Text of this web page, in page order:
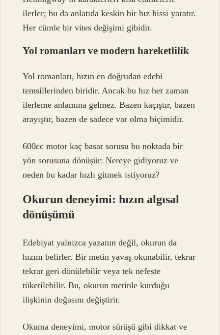
ilerler; bu da anlatıda keskin bir hız hissi yaratır.
Her cümle bir vites değişimi gibidir.
Yol romanları ve modern hareketlilik
Yol romanları, hızın en doğrudan edebi
temsillerinden biridir. Ancak bu hız her zaman
ilerleme anlamına gelmez. Bazen kaçıştır, bazen
arayıştır, bazen de sadece var olma biçimidir.
600cc motor kaç basar sorusu bu noktada bir
yön sorusuna dönüşür: Nereye gidiyoruz ve
neden bu kadar hızlı gitmek istiyoruz?
Okurun deneyimi: hızın algısal
dönüşümü
Edebiyat yalnızca yazanın değil, okurun da
hızını belirler. Bir metin yavaş okunabilir, tekrar
tekrar geri dönülebilir veya tek nefeste
tüketilebilir. Bu, okurun metinle kurduğu
ilişkinin doğasını değiştirir.
Okuma deneyimi, motor sürüşü gibi dikkat ve